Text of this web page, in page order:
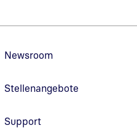
Newsroom
Stellenangebote
Support